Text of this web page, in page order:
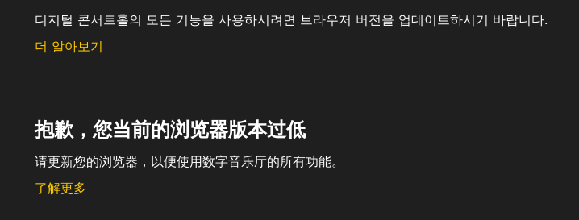
디지털 콘서트홀의 모든 기능을 사용하시려면 브라우저 버전을 업데이트하시기 바랍니다.
더 알아보기
抱歉，您当前的浏览器版本过低
请更新您的浏览器，以便使用数字音乐厅的所有功能。
了解更多